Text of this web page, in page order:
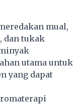
mual,
dan tukak
utama untuk
yang dapat